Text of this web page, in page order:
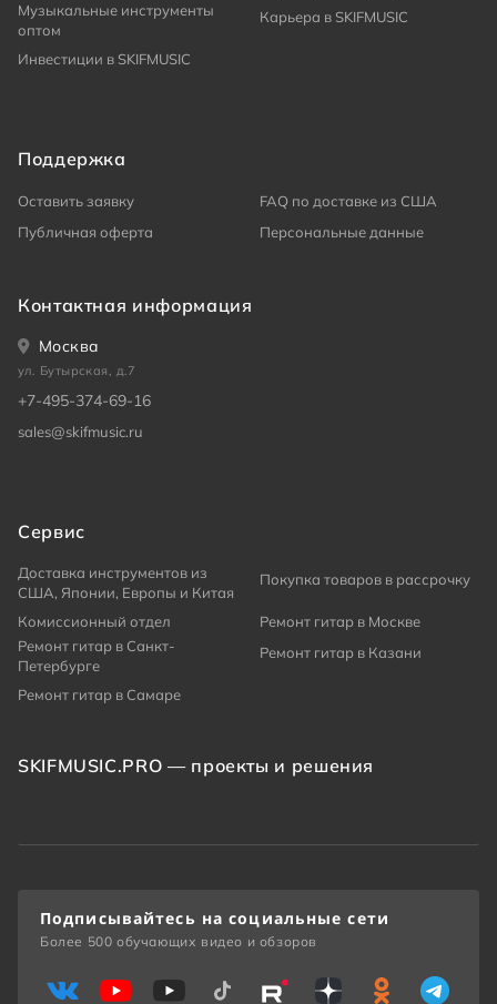
Музыкальные инструменты
оптом
Карьера в SKIFMUSIC
Инвестиции в SKIFMUSIC
Поддержка
Оставить заявку
FAQ по доставке из США
Публичная оферта
Персональные данные
Контактная информация
Москва
ул. Бутырская, д.7
+7-495-374-69-16
sales@skifmusic.ru
Сервис
Доставка инструментов из
США, Японии, Европы и Китая
Покупка товаров в рассрочку
Комиссионный отдел
Ремонт гитар в Москве
Ремонт гитар в Санкт-
Петербурге
Ремонт гитар в Казани
Ремонт гитар в Самаре
SKIFMUSIC.PRO — проекты и решения
Подписывайтесь на социальные сети
Более 500 обучающих видео и обзоров